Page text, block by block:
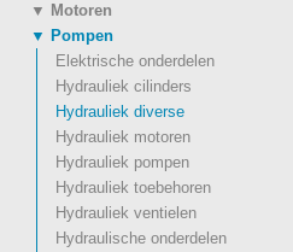
▼ Motoren
▼ Pompen
Elektrische onderdelen
Hydrauliek cilinders
Hydrauliek diverse
Hydrauliek motoren
Hydrauliek pompen
Hydrauliek toebehoren
Hydrauliek ventielen
Hydraulische onderdelen